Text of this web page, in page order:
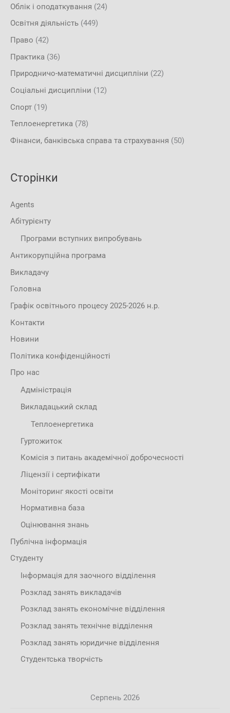
Облік і оподаткування (24)
Освітня діяльність (449)
Право (42)
Практика (36)
Природничо-математичні дисципліни (22)
Соціальні дисципліни (12)
Спорт (19)
Теплоенергетика (78)
Фінанси, банківська справа та страхування (50)
Сторінки
Agents
Абітурієнту
Програми вступних випробувань
Антикорупційна програма
Викладачу
Головна
Графік освітнього процесу 2025-2026 н.р.
Контакти
Новини
Політика конфіденційності
Про нас
Адміністрація
Викладацький склад
Теплоенергетика
Гуртожиток
Комісія з питань академічної доброчесності
Ліцензії і сертифікати
Моніторинг якості освіти
Нормативна база
Оцінювання знань
Публічна інформація
Студенту
Інформація для заочного відділення
Розклад занять викладачів
Розклад занять економічне відділення
Розклад занять технічне відділення
Розклад занять юридичне відділення
Студентська творчість
Серпень 2026